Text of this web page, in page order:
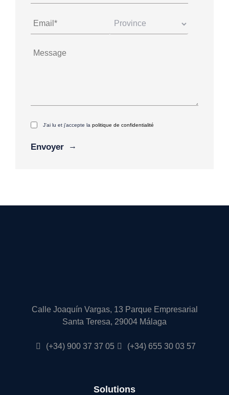
J'ai lu et j'accepte la politique de confidentialité
Calle Joaquín Vargas, 13 Parque Empresarial
Santa Teresa, 29004 Málaga
(+34) 900 37 37 05 (+34) 655 30 03 57
Solutions